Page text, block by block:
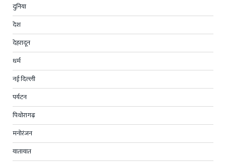
दुनिया
देश
देहरादून
धर्म
नई दिल्ली
पर्यटन
पिथोरागढ़
मनोरंजन
यातायात